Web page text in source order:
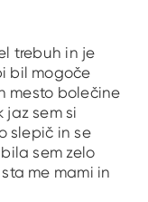
trebuh in je
bil mogoče
mesto bolečine
sem si
slepič in se
sem zelo
me mami in